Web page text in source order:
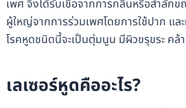
เพศ จึงได้รับเชื้อจากการกลืนหรือสำลัก
ผู้ใหญ่จากการร่วมเพศโดยการใช้ปาก แ
โรคหูดชนิดนี้จะเป็นตุ่มนูน มีผิวขรุขระ คล้
เลเซอร์หูดคืออะไร?